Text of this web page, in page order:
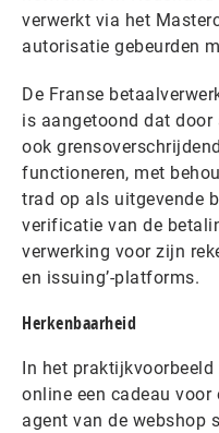
verwerkt via het
autorisatie gebeurden
De Franse
is aangetoond dat
ook
functioneren, met
trad op als uitgevende
verificatie van de
verwerking voor zijn
en issuing’-platforms.
Herkenbaarheid
In het
online een cadeau
agent van de webshop